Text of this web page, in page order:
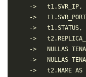
->   t1.SVR_IP,
->
->   t1.STATUS,
->
->   NULLAS
->   NULLAS
->   t2.NAME AS